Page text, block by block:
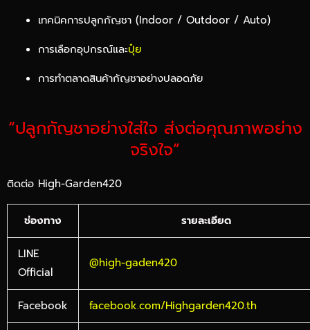
เทคนิคการปลูกกัญชา (Indoor / Outdoor / Auto)
การเลือกอุปกรณ์และปุ๋ย
การทำตลาดสินค้ากัญชาอย่างปลอดภัย
“ปลูกกัญชาอย่างใส่ใจ ส่งต่อคุณภาพอย่าง
จริงใจ”
ติดต่อ High-Garden420
ช่องทาง รายละเอียด
LINE
Official
@high-gaden420
Facebook facebook.com/Highgarden420.th